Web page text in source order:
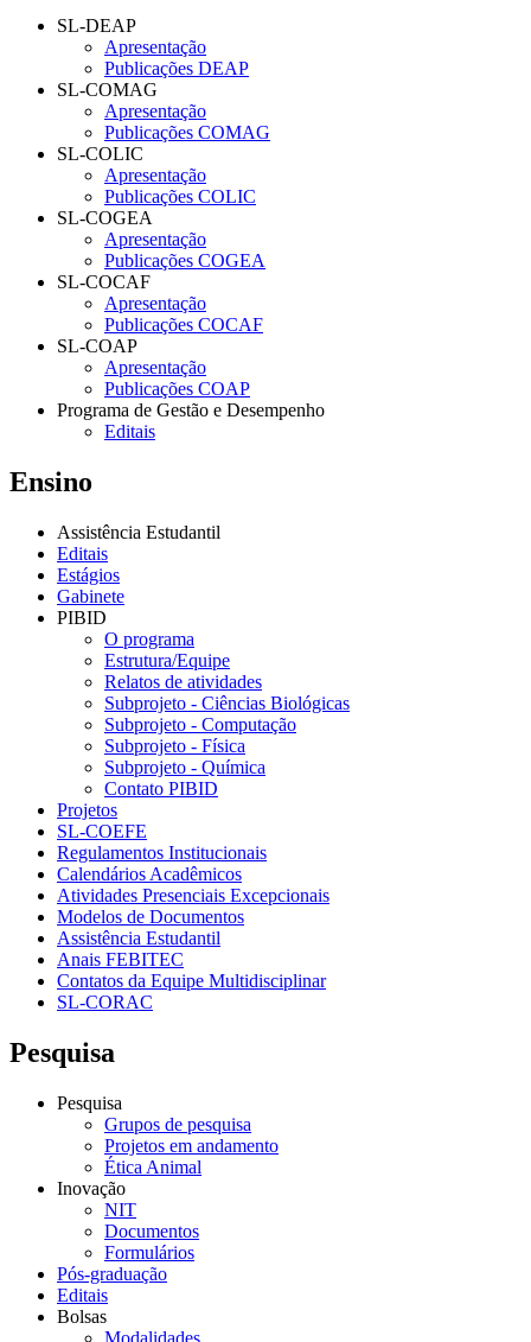
SL-DEAP
Apresentação
Publicações DEAP
SL-COMAG
Apresentação
Publicações COMAG
SL-COLIC
Apresentação
Publicações COLIC
SL-COGEA
Apresentação
Publicações COGEA
SL-COCAF
Apresentação
Publicações COCAF
SL-COAP
Apresentação
Publicações COAP
Programa de Gestão e Desempenho
Editais
Ensino
Assistência Estudantil
Editais
Estágios
Gabinete
PIBID
O programa
Estrutura/Equipe
Relatos de atividades
Subprojeto - Ciências Biológicas
Subprojeto - Computação
Subprojeto - Física
Subprojeto - Química
Contato PIBID
Projetos
SL-COEFE
Regulamentos Institucionais
Calendários Acadêmicos
Atividades Presenciais Excepcionais
Modelos de Documentos
Assistência Estudantil
Anais FEBITEC
Contatos da Equipe Multidisciplinar
SL-CORAC
Pesquisa
Pesquisa
Grupos de pesquisa
Projetos em andamento
Ética Animal
Inovação
NIT
Documentos
Formulários
Pós-graduação
Editais
Bolsas
Modalidades